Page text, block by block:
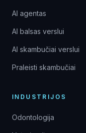
AI agentas
AI balsas verslui
AI skambučiai verslui
Praleisti skambučiai
INDUSTRIJOS
Odontologija